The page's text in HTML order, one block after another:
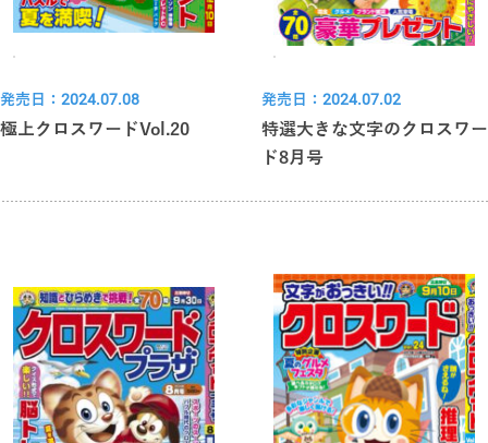
発売日：2024.07.08
極上クロスワードVol.20
発売日：2024.07.02
特選大きな文字のクロスワー
ド8月号